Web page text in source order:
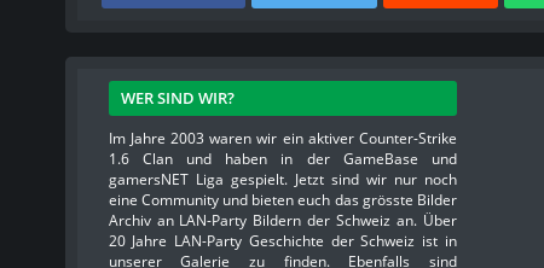
WER SIND WIR?
Im Jahre 2003 waren wir ein aktiver Counter-Strike
1.6 Clan und haben in der GameBase und
gamersNET Liga gespielt. Jetzt sind wir nur noch
eine Community und bieten euch das grösste Bilder
Archiv an LAN-Party Bildern der Schweiz an. Über
20 Jahre LAN-Party Geschichte der Schweiz ist in
unserer Galerie zu finden. Ebenfalls sind